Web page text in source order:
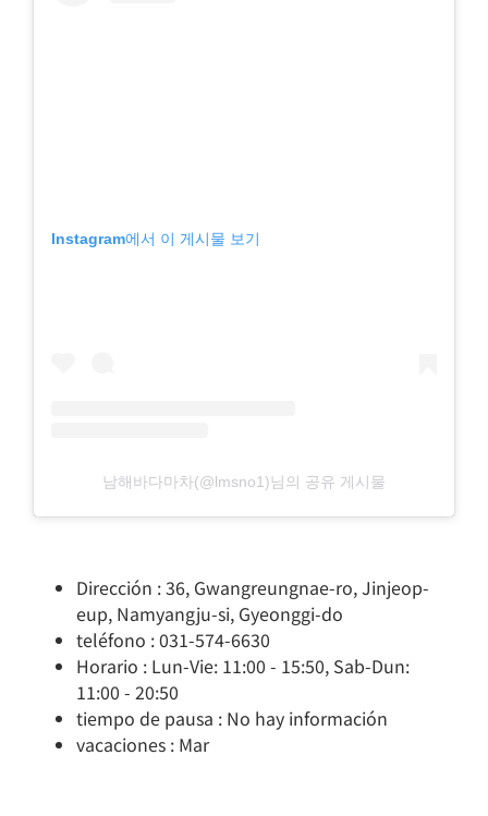
Instagram에서 이 게시물 보기
남해바다마차(@lmsno1)님의 공유 게시물
Dirección : 36, Gwangreungnae-ro, Jinjeop-
eup, Namyangju-si, Gyeonggi-do
teléfono : 031-574-6630
Horario : Lun-Vie: 11:00 - 15:50, Sab-Dun:
11:00 - 20:50
tiempo de pausa : No hay información
vacaciones : Mar